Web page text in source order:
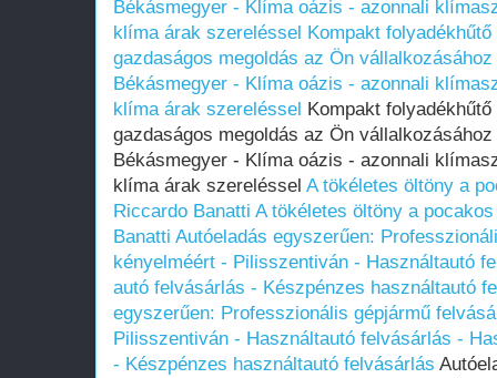
Békásmegyer - Klíma oázis - azonnali
klíma árak szereléssel Kompakt
gazdaságos megoldás az Ön
Békásmegyer - Klíma oázis - azonnali
klíma árak szereléssel Kompakt
gazdaságos megoldás az Ön
Békásmegyer - Klíma oázis - azonnali
klíma árak szereléssel A tökéletes öltöny a
Riccardo Banatti A tökéletes öltöny a
Banatti Autóeladás egyszerűen:
kényelméért - Pilisszentiván - Használtautó
autó felvásárlás - Készpénzes használtautó
egyszerűen: Professzionális gépjármű
Pilisszentiván - Használtautó felvásárlás -
- Készpénzes használtautó felvásárlás